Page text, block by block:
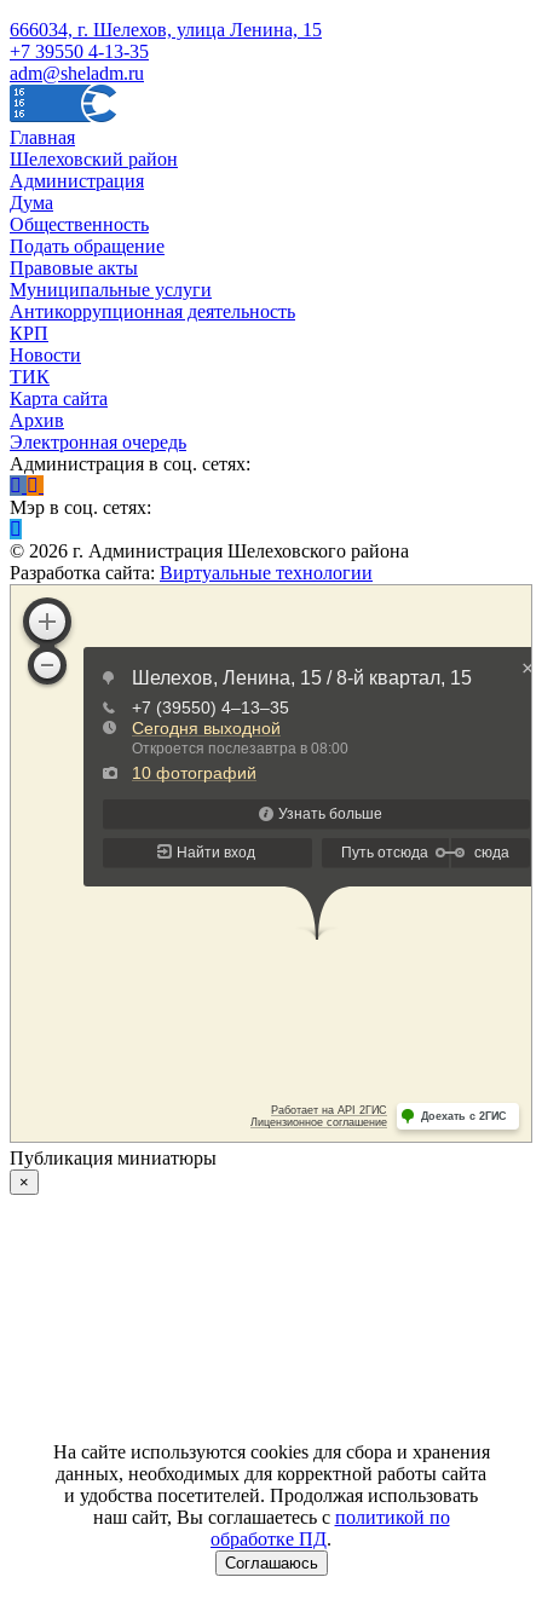
666034, г. Шелехов, улица Ленина, 15
+7 39550 4-13-35
adm@sheladm.ru
Главная
Шелеховский район
Администрация
Дума
Общественность
Подать обращение
Правовые акты
Муниципальные услуги
Антикоррупционная деятельность
КРП
Новости
ТИК
Карта сайта
Архив
Электронная очередь
Администрация в соц. сетях:
Мэр в соц. сетях:
© 2026 г. Администрация Шелеховского района
Разработка сайта: Виртуальные технологии
Публикация миниатюры
×
На сайте используются cookies для сбора и хранения
данных, необходимых для корректной работы сайта
и удобства посетителей. Продолжая использовать
наш сайт, Вы соглашаетесь с политикой по
обработке ПД.
Соглашаюсь